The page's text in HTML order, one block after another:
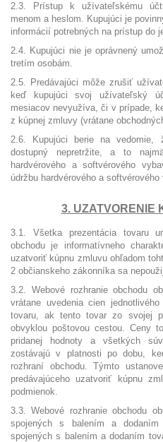
2.3. Prístup k užívateľskému
menom a heslom. Kupujúci je
informácií potrebných na prístup do
2.4. Kupujúci nie je oprávnený
tretím osobám.
2.5. Predávajúci môže zrušiť
keď kupujúci svoj užívateľský
mesiacov nevyužíva, či v prípade,
z kúpnej zmluvy (vrátane
2.6. Kupujúci berie na
dostupný nepretržite, a to
hardvérového a softvérového
údržbu hardvérového a
3. UZATVORENIE
3.1. Všetka prezentácia tovaru
obchodu je informatívneho
uzatvoriť kúpnu zmluvu ohľadom
2 občianskeho zákonníka sa
3.2. Webové rozhranie obchodu
vrátane uvedenia cien
tovaru, ak tento tovar zo svojej
obvyklou poštovou cestou. Ceny
pridanej hodnoty a všetkých
zostávajú v platnosti po dobu,
rozhraní obchodu. Týmto
predávajúceho uzatvoriť kúpnu
podmienok.
3.3. Webové rozhranie obchodu
spojených s balením a
spojených s balením a dodaním